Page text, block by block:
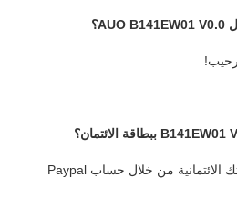
AUO B141EW01 V0.0؟
ج: نعم ، يمكنك استخدام بطاقتك الائتمانية من خلال حساب Paypal